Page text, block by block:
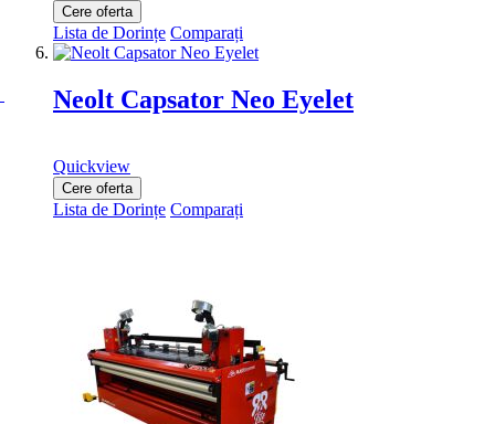
Cere oferta
Lista de Dorințe Comparați
Neolt Capsator Neo Eyelet
Quickview
Cere oferta
Lista de Dorințe Comparați